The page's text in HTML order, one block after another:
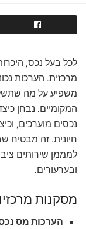
לכל בעל נכס,
מרכזית. הערכות
משפיע על מה
המקומיים. נבחן
נכסים מוערכים,
חיונית. זה מבטיח
למממן שירותים
ובערעורים.
מסקנות
הערכות מס